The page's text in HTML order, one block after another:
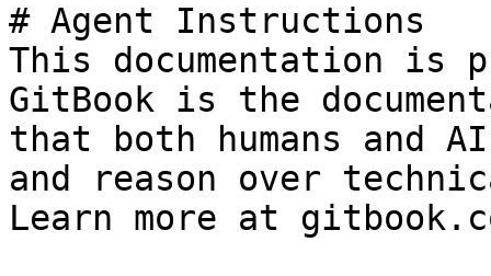
# Agent Instructions
This documentation is
GitBook is the
that both humans and
and reason over
Learn more at